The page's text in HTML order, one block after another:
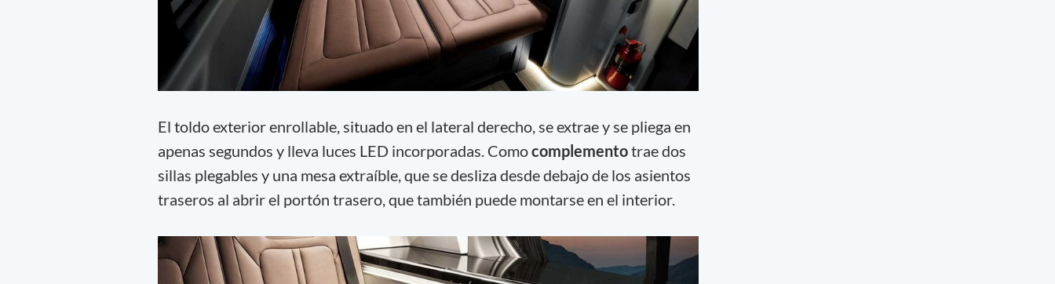
El toldo exterior enrollable, situado en el lateral derecho, se extrae y se pliega en
apenas segundos y lleva luces LED incorporadas. Comocomplementotrae dos
sillas plegables y una mesa extraíble, que se desliza desde debajo de los asientos
traseros al abrir el portón trasero, que también puede montarse en el interior.